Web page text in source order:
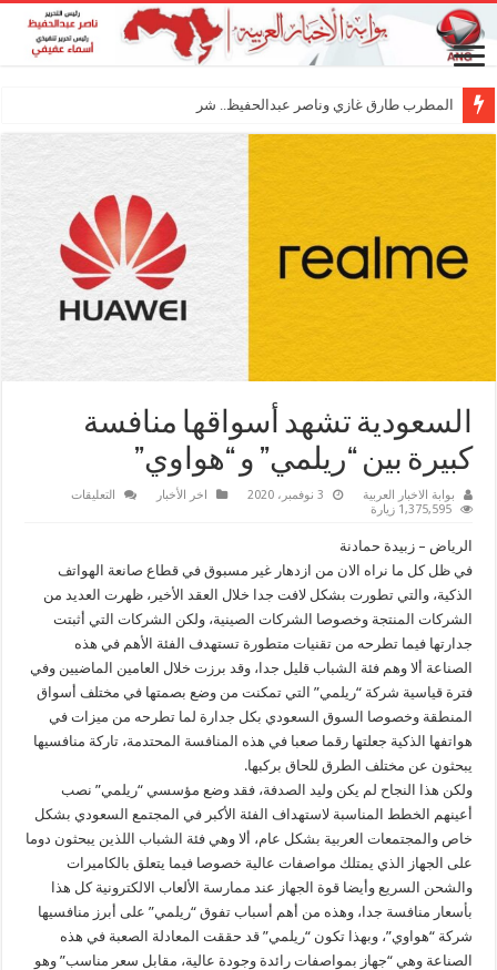
المطرب طارق غازي وناصر عبدالحفيظ.. شراكة فنية ت
السعودية تشهد أسواقها منافسة
كبيرة بين “ريلمي” و “هواوي”
بوابة الاخبار العربية 3 نوفمبر، 2020 اخر الأخبار التعليقات
كبيرة
بين
“ريلمي”
“هواوي”
1,375,595 زيارة
الرياض – زبيدة حمادنة
في ظل كل ما نراه الان من ازدهار غير مسبوق في قطاع صانعة الهواتف
الذكية، والتي تطورت بشكل لافت جدا خلال العقد الأخير، ظهرت العديد من
الشركات المنتجة وخصوصا الشركات الصينية، ولكن الشركات التي أثبتت
جدارتها فيما تطرحه من تقنيات متطورة تستهدف الفئة الأهم في هذه
الصناعة ألا وهم فئة الشباب قليل جدا، وقد برزت خلال العامين الماضيين وفي
فترة قياسية شركة “ريلمي” التي تمكنت من وضع بصمتها في مختلف أسواق
المنطقة وخصوصا السوق السعودي بكل جدارة لما تطرحه من ميزات في
هواتفها الذكية جعلتها رقما صعبا في هذه المنافسة المحتدمة، تاركة منافسيها
يبحثون عن مختلف الطرق للحاق بركبها.
ولكن هذا النجاح لم يكن وليد الصدفة، فقد وضع مؤسسي “ريلمي” نصب
أعينهم الخطط المناسبة لاستهداف الفئة الأكبر في المجتمع السعودي بشكل
خاص والمجتمعات العربية بشكل عام، ألا وهي فئة الشباب اللذين يبحثون دوما
على الجهاز الذي يمتلك مواصفات عالية خصوصا فيما يتعلق بالكاميرات
والشحن السريع وأيضا قوة الجهاز عند ممارسة الألعاب الالكترونية كل هذا
بأسعار منافسة جدا، وهذه من أهم أسباب تفوق “ريلمي” على أبرز منافسيها
شركة “هواوي”، وبهذا تكون “ريلمي” قد حققت المعادلة الصعبة في هذه
الصناعة وهي “جهاز بمواصفات رائدة وجودة عالية، مقابل سعر مناسب” وهو